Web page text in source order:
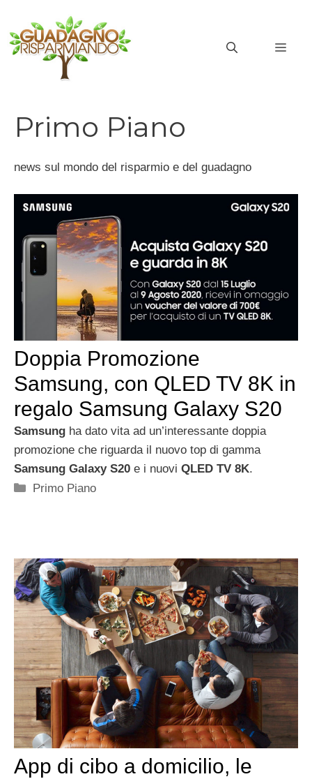
contenuto
Primo Piano
news sul mondo del risparmio e del guadagno
Doppia Promozione
Samsung, con QLED TV 8K in
regalo Samsung Galaxy S20
Samsung ha dato vita ad un’interessante doppia
promozione che riguarda il nuovo top di gamma
Samsung Galaxy S20 e i nuovi QLED TV 8K.
Categorie
Primo Piano
App di cibo a domicilio, le